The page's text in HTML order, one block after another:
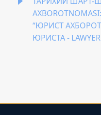
“ЮРИСТ
ЮРИСТА - LAWYER